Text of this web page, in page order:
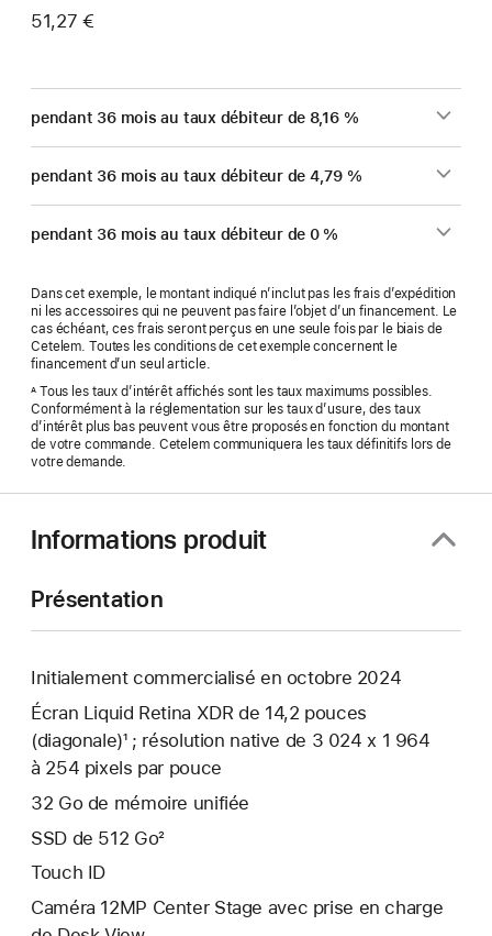
51,27 €
pendant 36 mois au taux débiteur de 8,16 %
pendant 36 mois au taux débiteur de 4,79 %
pendant 36 mois au taux débiteur de 0 %
Dans cet exemple, le montant indiqué n’inclut pas les frais d’expédition
ni les accessoires qui ne peuvent pas faire l’objet d’un financement. Le
cas échéant, ces frais seront perçus en une seule fois par le biais de
Cetelem. Toutes les conditions de cet exemple concernent le
financement d’un seul article.
ATous les taux d’intérêt affichés sont les taux maximums possibles.
Conformément à la réglementation sur les taux d’usure, des taux
d’intérêt plus bas peuvent vous être proposés en fonction du montant
de votre commande. Cetelem communiquera les taux définitifs lors de
votre demande.
Informations produit
Présentation
Initialement commercialisé en octobre 2024
Écran Liquid Retina XDR de 14,2 pouces
(diagonale)¹ ; résolution native de 3 024 x 1 964
à 254 pixels par pouce
32 Go de mémoire unifiée
SSD de 512 Go²
Touch ID
Caméra 12MP Center Stage avec prise en charge